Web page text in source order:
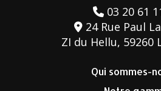
03 20 61
24 Rue Paul
ZI du Hellu, 59260
Qui sommes-